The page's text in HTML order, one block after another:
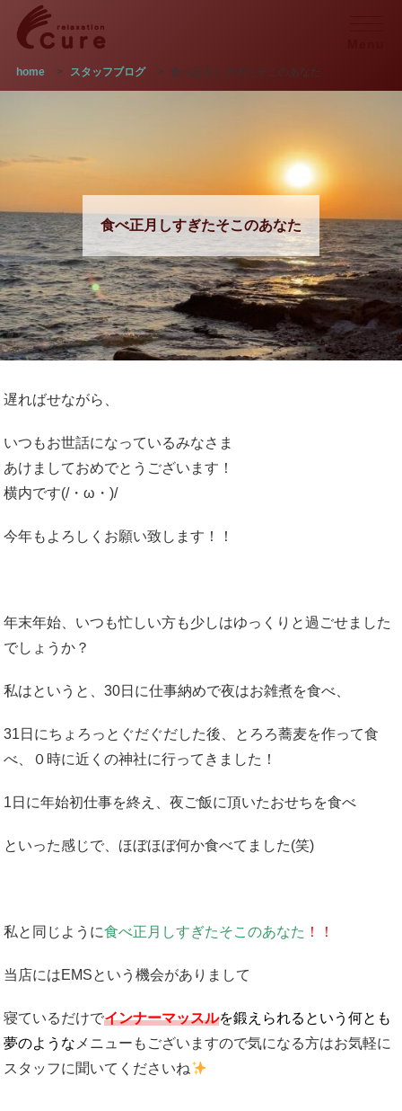
home > スタッフブログ > 食べ正月しすぎたそこのあなた
食べ正月しすぎたそこのあなた
遅ればせながら、
いつもお世話になっているみなさま
あけましておめでとうございます！
横内です(/・ω・)/
今年もよろしくお願い致します！！
年末年始、いつも忙しい方も少しはゆっくりと過ごせました
でしょうか？
私はというと、30日に仕事納めで夜はお雑煮を食べ、
31日にちょろっとぐだぐだした後、とろろ蕎麦を作って食
べ、０時に近くの神社に行ってきました！
1日に年始初仕事を終え、夜ご飯に頂いたおせちを食べ
といった感じで、ほぼほぼ何か食べてました(笑)
私と同じように食べ正月しすぎたそこのあなた ！！
当店にはEMSという機会がありまして
寝ているだけでインナーマッスルを鍛えられるという何とも
夢のような メニューもございますので気になる方はお気軽に
スタッフに聞いてくださいね